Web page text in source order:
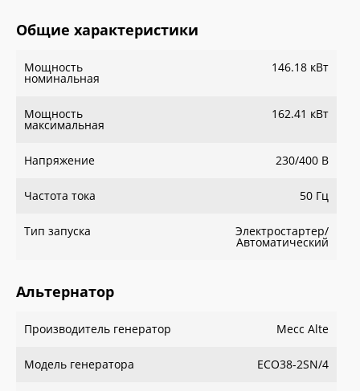
Общие характеристики
Мощность
номинальная
146.18 кВт
Мощность
максимальная
162.41 кВт
Напряжение 230/400 В
Частота тока 50 Гц
Тип запуска Электростартер/
Автоматический
Альтернатор
Производитель генератор Mecc Alte
Модель генератора ECO38-2SN/4